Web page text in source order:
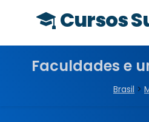
Cursos
Faculdades e
Brasil >